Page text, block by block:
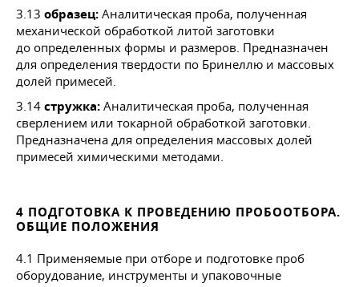
3.13 образец: Аналитическая проба, полученная
механической обработкой литой заготовки
до определенных формы и размеров. Предназначен
для определения твердости по Бринеллю и массовых
долей примесей.
3.14 стружка: Аналитическая проба, полученная
сверлением или токарной обработкой заготовки.
Предназначена для определения массовых долей
примесей химическими методами.
4 ПОДГОТОВКА К ПРОВЕДЕНИЮ ПРОБООТБОРА.
ОБЩИЕ ПОЛОЖЕНИЯ
4.1 Применяемые при отборе и подготовке проб
оборудование, инструменты и упаковочные